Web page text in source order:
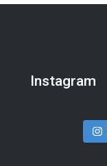
Instagram